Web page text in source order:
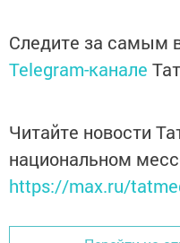
Следите за самым
Telegram-канале
Читайте новости
национальном
https://max.ru/